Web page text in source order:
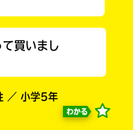
買いまし
／ 小学5年
わかる